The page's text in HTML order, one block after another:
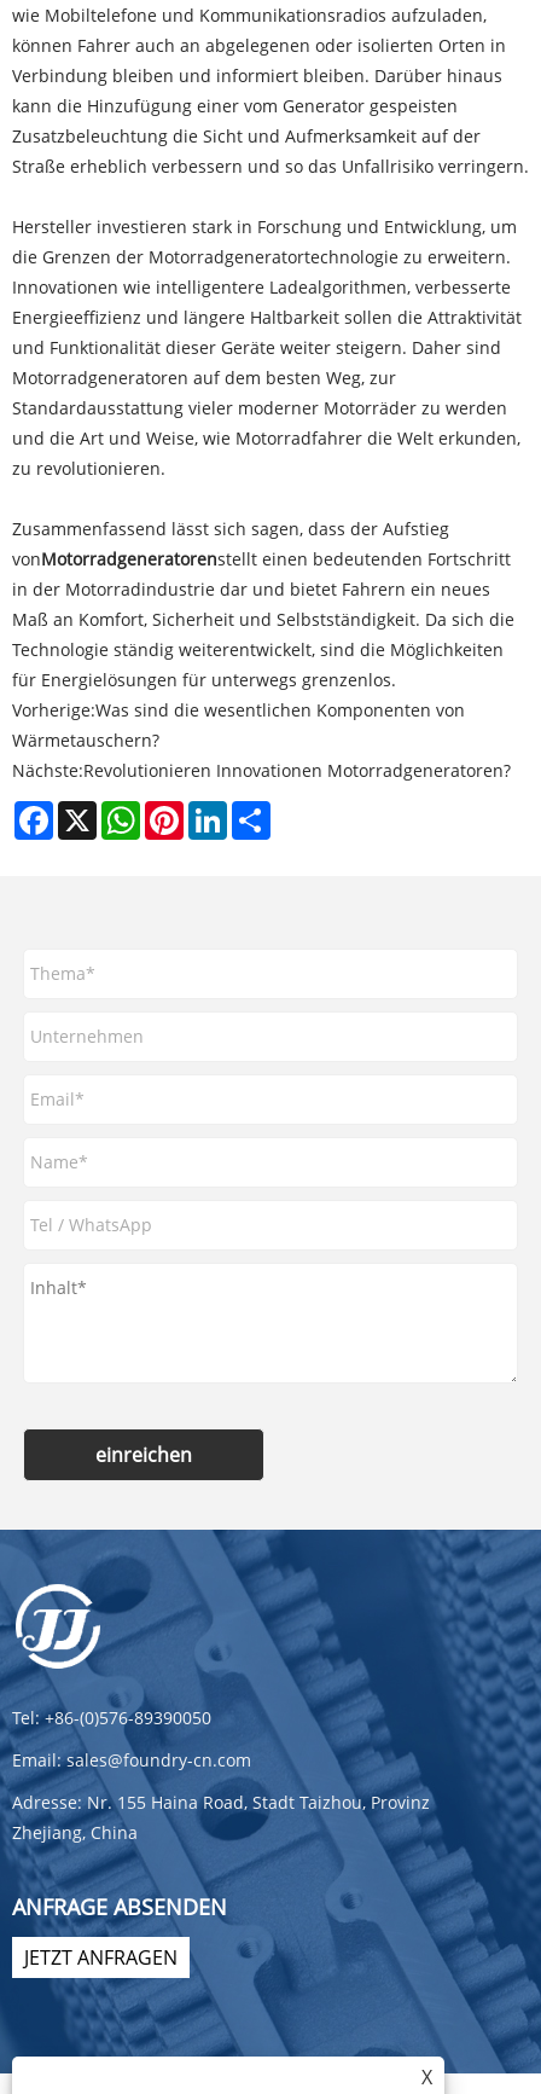
wie Mobiltelefone und Kommunikationsradios aufzuladen,
können Fahrer auch an abgelegenen oder isolierten Orten in
Verbindung bleiben und informiert bleiben. Darüber hinaus
kann die Hinzufügung einer vom Generator gespeisten
Zusatzbeleuchtung die Sicht und Aufmerksamkeit auf der
Straße erheblich verbessern und so das Unfallrisiko verringern.
Hersteller investieren stark in Forschung und Entwicklung, um
die Grenzen der Motorradgeneratortechnologie zu erweitern.
Innovationen wie intelligentere Ladealgorithmen, verbesserte
Energieeffizienz und längere Haltbarkeit sollen die Attraktivität
und Funktionalität dieser Geräte weiter steigern. Daher sind
Motorradgeneratoren auf dem besten Weg, zur
Standardausstattung vieler moderner Motorräder zu werden
und die Art und Weise, wie Motorradfahrer die Welt erkunden,
zu revolutionieren.
Zusammenfassend lässt sich sagen, dass der Aufstieg
vonMotorradgeneratorenstellt einen bedeutenden Fortschritt
in der Motorradindustrie dar und bietet Fahrern ein neues
Maß an Komfort, Sicherheit und Selbstständigkeit. Da sich die
Technologie ständig weiterentwickelt, sind die Möglichkeiten
für Energielösungen für unterwegs grenzenlos.
Vorherige:Was sind die wesentlichen Komponenten von
Wärmetauschern?
Nächste:Revolutionieren Innovationen Motorradgeneratoren?
Facebook
X WhatsAppPinterestLinkedIn
einreichen
Tel: +86-(0)576-89390050
Email: sales@foundry-cn.com
Adresse: Nr. 155 Haina Road, Stadt Taizhou, Provinz
Zhejiang, China
ANFRAGE ABSENDEN
JETZT ANFRAGEN
X